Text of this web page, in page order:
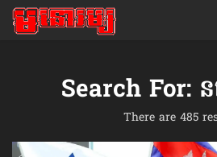
Search For:
There are 485